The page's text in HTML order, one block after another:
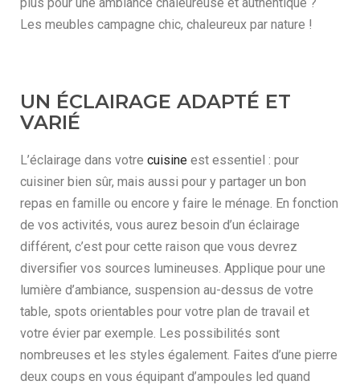
Les meubles campagne chic, chaleureux par nature !
UN ÉCLAIRAGE ADAPTÉ ET
VARIÉ
L’éclairage dans votre cuisine est essentiel : pour
cuisiner bien sûr, mais aussi pour y partager un bon
repas en famille ou encore y faire le ménage. En fonction
de vos activités, vous aurez besoin d’un éclairage
différent, c’est pour cette raison que vous devrez
diversifier vos sources lumineuses. Applique pour une
lumière d’ambiance, suspension au-dessus de votre
table, spots orientables pour votre plan de travail et
votre évier par exemple. Les possibilités sont
nombreuses et les styles également. Faites d’une pierre
deux coups en vous équipant d’ampoules led quand